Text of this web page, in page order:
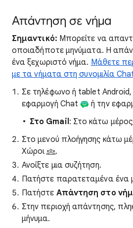
Απάντηση σε νήμα
Σημαντικό: Μπορείτε να
οποιαδήποτε μηνύματα. Η
ένα ξεχωριστό νήμα. Μάθετε
με τα νήματα στη συνομιλία
Σε τηλέφωνο ή tablet Android,
εφαρμογή Chat
ή την
Στο Gmail: Στο κάτω
Στο μενού πλοήγησης κάτω
Χώροι
.
Ανοίξτε μια συζήτηση.
Πατήστε παρατεταμένα ένα
Πατήστε Απάντηση στο
Στην περιοχή απάντησης,
μήνυμα.